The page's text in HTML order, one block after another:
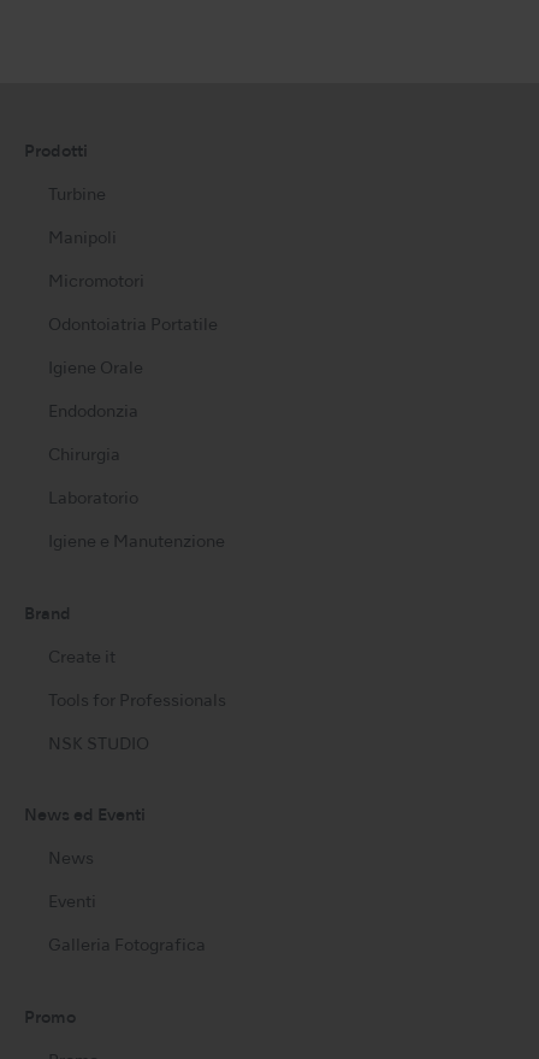
Prodotti
Turbine
Manipoli
Micromotori
Odontoiatria Portatile
Igiene Orale
Endodonzia
Chirurgia
Laboratorio
Igiene e Manutenzione
Brand
Create it
Tools for Professionals
NSK STUDIO
News ed Eventi
News
Eventi
Galleria Fotografica
Promo